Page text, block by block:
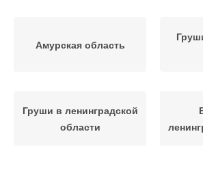
Амурская область
Груши в ленинградской
области